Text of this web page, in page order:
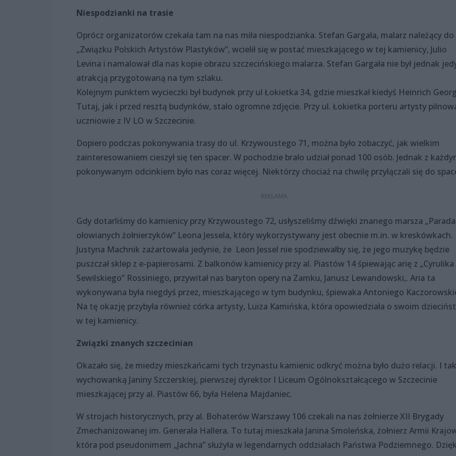
Niespodzianki na trasie
Oprócz organizatorów czekała tam na nas miła niespodzianka. Stefan Gargała, malarz należący do
„Związku Polskich Artystów Plastyków”, wcielił się w postać mieszkającego w tej kamienicy, Julio
Levina i namalował dla nas kopie obrazu szczecińskiego malarza. Stefan Gargała nie był jednak
atrakcją przygotowaną na tym szlaku.
Kolejnym punktem wycieczki był budynek przy ul Łokietka 34, gdzie mieszkał kiedyś Heinrich
Tutaj, jak i przed resztą budynków, stało ogromne zdjęcie. Przy ul. Łokietka porteru artysty
uczniowie z IV LO w Szczecinie.
Dopiero podczas pokonywania trasy do ul. Krzywoustego 71, można było zobaczyć, jak wielkim
zainteresowaniem cieszył się ten spacer. W pochodzie brało udział ponad 100 osób. Jednak z
pokonywanym odcinkiem było nas coraz więcej. Niektórzy chociaż na chwilę przyłączali się do
Gdy dotarliśmy do kamienicy przy Krzywoustego 72, usłyszeliśmy dźwięki znanego marsza „Parada
ołowianych żołnierzyków” Leona Jessela, który wykorzystywany jest obecnie m.in. w kreskówkach.
Justyna Machnik zażartowała jedynie, że Leon Jessel nie spodziewałby się, że jego muzykę będzie
puszczał sklep z e-papierosami. Z balkonów kamienicy przy al. Piastów 14 śpiewając arię z „Cyrulika
Sewilskiego” Rossiniego, przywitał nas baryton opery na Zamku, Janusz Lewandowski,. Aria ta
wykonywana była niegdyś przez, mieszkającego w tym budynku, śpiewaka Antoniego
Na tę okazję przybyła również córka artysty, Luiza Kamińska, która opowiedziała o swoim
w tej kamienicy.
Związki znanych szczecinian
Okazało się, że miedzy mieszkańcami tych trzynastu kamienic odkryć można było dużo relacji. I
wychowanką Janiny Szczerskiej, pierwszej dyrektor I Liceum Ogólnokształcącego w Szczecinie
mieszkającej przy al. Piastów 66, była Helena Majdaniec.
W strojach historycznych, przy al. Bohaterów Warszawy 106 czekali na nas żołnierze XII Brygady
Zmechanizowanej im. Generała Hallera. To tutaj mieszkała Janina Smoleńska, żołnierz Armii
która pod pseudonimem „Jachna” służyła w legendarnych oddziałach Państwa Podziemnego.